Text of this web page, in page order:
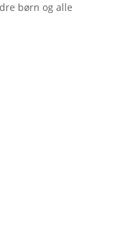
børn og alle